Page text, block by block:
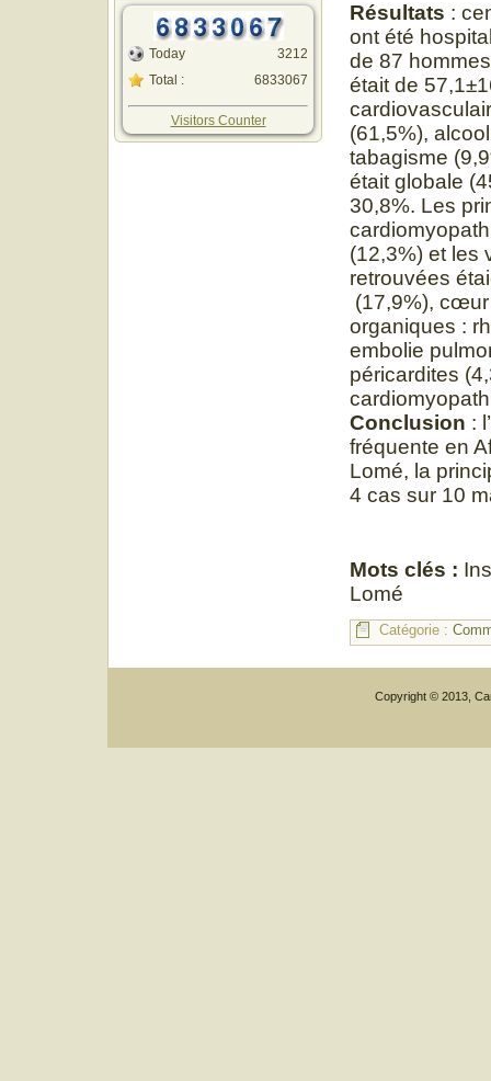
Today
Total :
3212
6833067
Visitors Counter
Résultats :
ont été
de 87
était de
(61,5%),
tabagisme
était globale
30,8%. Les
(12,3%) et les
retrouvées
(17,9%),
organiques :
embolie
péricardites
Conclusion :
fréquente en
Lomé, la
4 cas sur 10
Mots clés :
Lomé
Catégorie :
Copyright © 2013,